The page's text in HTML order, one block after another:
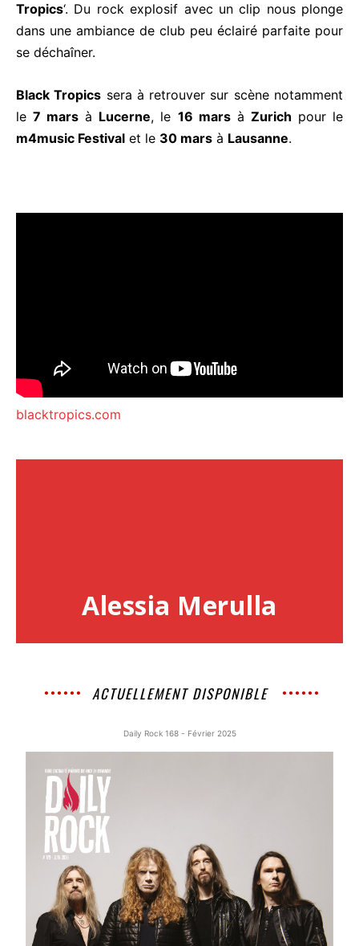
Tropics‘. Du rock explosif avec un clip nous plonge
dans une ambiance de club peu éclairé parfaite pour
se déchaîner.
Black Tropics sera à retrouver sur scène notamment
le7 mars à Lucerne, le 16 marsà Zurich pour le
m4music Festival et le 30 mars à Lausanne.
blacktropics.com
Alessia Merulla
ACTUELLEMENT DISPONIBLE
Daily Rock 168 - Février 2025